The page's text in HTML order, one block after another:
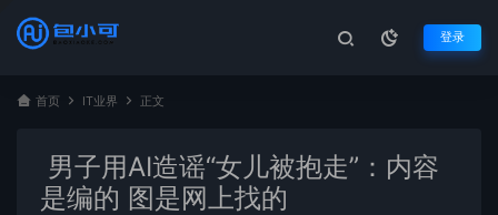
登录
首页 IT业界 正文
男子用AI造谣“女儿被抱走”：内容
是编的 图是网上找的